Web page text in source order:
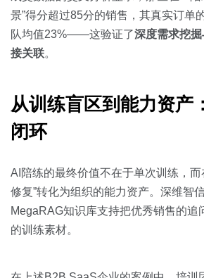
景”得分超过85分的销售，其真实订单
队均值23%——这验证了深度需求挖
接关联。
从训练盲区到能力资产
闭环
AI陪练的最终价值不在于单次训练，而
修复”转化为组织的能力资产。深维智
MegaRAG知识库支持把优秀销售的追
的训练素材。